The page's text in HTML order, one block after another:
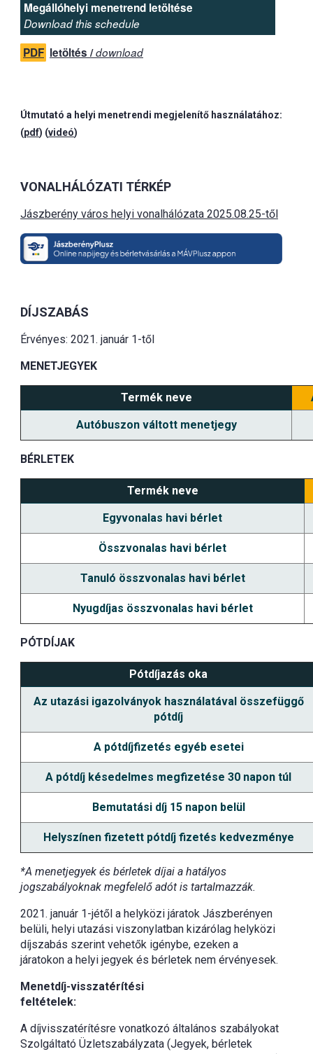
Megállóhelyi menetrend letöltése
Download this schedule
PDF letöltés /download
Útmutató a helyi menetrendi megjelenítő használatához:
(pdf) (videó)
VONALHÁLÓZATI TÉRKÉP
Jászberény város helyi vonalhálózata 2025.08.25-től
DÍJSZABÁS
Érvényes: 2021. január 1-től
MENETJEGYEK
Termék neve
Autóbuszon váltott menetjegy
BÉRLETEK
Termék neve
Egyvonalas havi bérlet
Összvonalas havi bérlet
Tanuló összvonalas havi bérlet
Nyugdíjas összvonalas havi bérlet
PÓTDÍJAK
Pótdíjazás oka
Az utazási igazolványok használatával összefüggő
pótdíj
A pótdíjfizetés egyéb esetei
A pótdíj késedelmes megfizetése 30 napon túl
Bemutatási díj 15 napon belül
Helyszínen fizetett pótdíj fizetés kedvezménye
*A menetjegyek és bérletek díjai a hatályos
jogszabályoknak megfelelő adót is tartalmazzák.
2021. január 1-jétől a helyközi járatok Jászberényen
belüli, helyi utazási viszonylatban kizárólag helyközi
díjszabás szerint vehetők igénybe, ezeken a
járatokon a helyi jegyek és bérletek nem érvényesek.
Menetdíj-visszatérítési
feltételek:
A díjvisszatérítésre vonatkozó általános szabályokat
Szolgáltató Üzletszabályzata (Jegyek, bérletek